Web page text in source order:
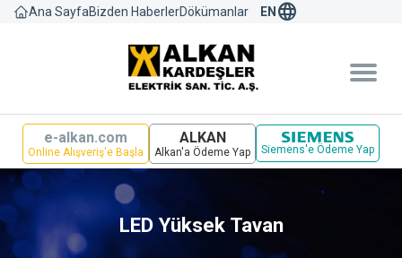
Ana SayfaBizden HaberlerDökümanlar EN language
e-alkan.com
Online Alışveriş'e Başla
ALKAN
Alkan'a Ödeme Yap Siemens'e Ödeme Yap
LED Yüksek Tavan